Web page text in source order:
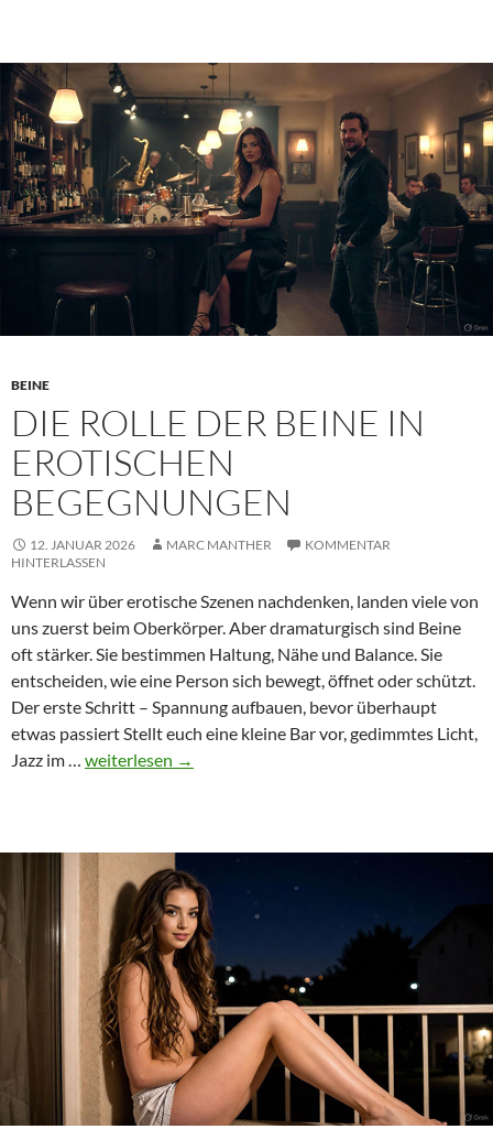
und
wie
die
Literatur
ihn
beschreibt
BEINE
DIE ROLLE DER BEINE IN
EROTISCHEN
BEGEGNUNGEN
12. JANUAR 2026 MARC MANTHER
KOMMENTAR
HINTERLASSEN
Wenn wir über erotische Szenen nachdenken, landen viele von
uns zuerst beim Oberkörper. Aber dramaturgisch sind Beine
oft stärker. Sie bestimmen Haltung, Nähe und Balance. Sie
entscheiden, wie eine Person sich bewegt, öffnet oder schützt.
Der erste Schritt – Spannung aufbauen, bevor überhaupt
etwas passiert Stellt euch eine kleine Bar vor, gedimmtes Licht,
Jazz im … Die
erotischen
Begegnungen
weiterlesen →